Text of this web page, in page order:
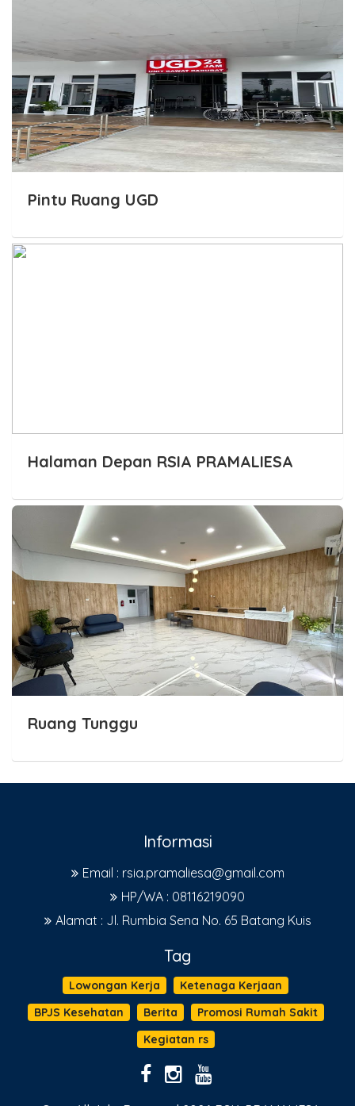
Pintu Ruang UGD
Halaman Depan RSIA PRAMALIESA
Ruang Tunggu
Informasi
Email : rsia.pramaliesa@gmail.com
HP/WA : 08116219090
Alamat : Jl. Rumbia Sena No. 65 Batang Kuis
Tag
Lowongan Kerja
Ketenaga Kerjaan
BPJS Kesehatan
Berita
Promosi Rumah Sakit
Kegiatan rs